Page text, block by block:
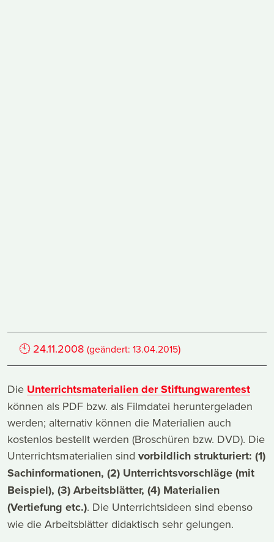
🕙 24.11.2008 (geändert:13.04.2015)
Die Unterrichtsmaterialien der Stiftungwarentest
können als PDF bzw. als Filmdatei heruntergeladen
werden; alternativ können die Materialien auch
kostenlos bestellt werden (Broschüren bzw. DVD). Die
Unterrichtsmaterialien sind vorbildlich strukturiert: (1)
Sachinformationen, (2) Unterrichtsvorschläge (mit
Beispiel), (3) Arbeitsblätter, (4) Materialien
(Vertiefung etc.). Die Unterrichtsideen sind ebenso
wie die Arbeitsblätter didaktisch sehr gelungen.